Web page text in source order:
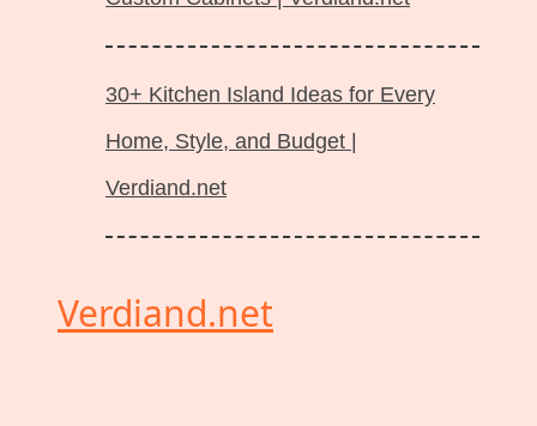
30+ Kitchen Island Ideas for Every
Home, Style, and Budget |
Verdiand.net
Verdiand.net